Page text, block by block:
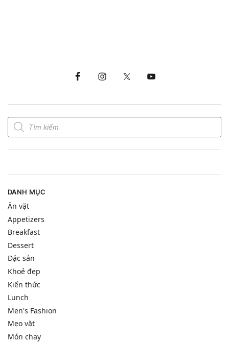
DANH MỤC
Ăn vặt
Appetizers
Breakfast
Dessert
Đặc sản
Khoẻ đẹp
Kiến thức
Lunch
Men's Fashion
Mẹo vặt
Món chay